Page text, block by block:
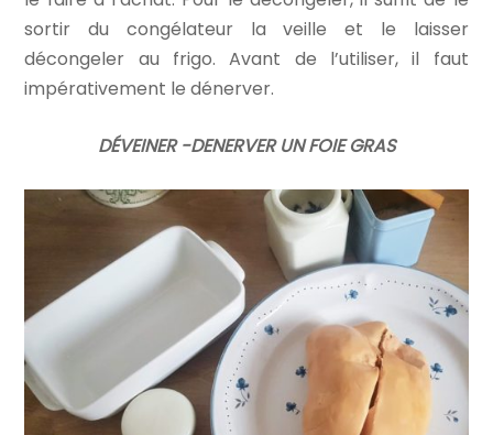
sortir du congélateur la veille et le laisser
décongeler au frigo. Avant de l’utiliser, il faut
impérativement le dénerver.
DÉVEINER -DENERVER UN FOIE GRAS